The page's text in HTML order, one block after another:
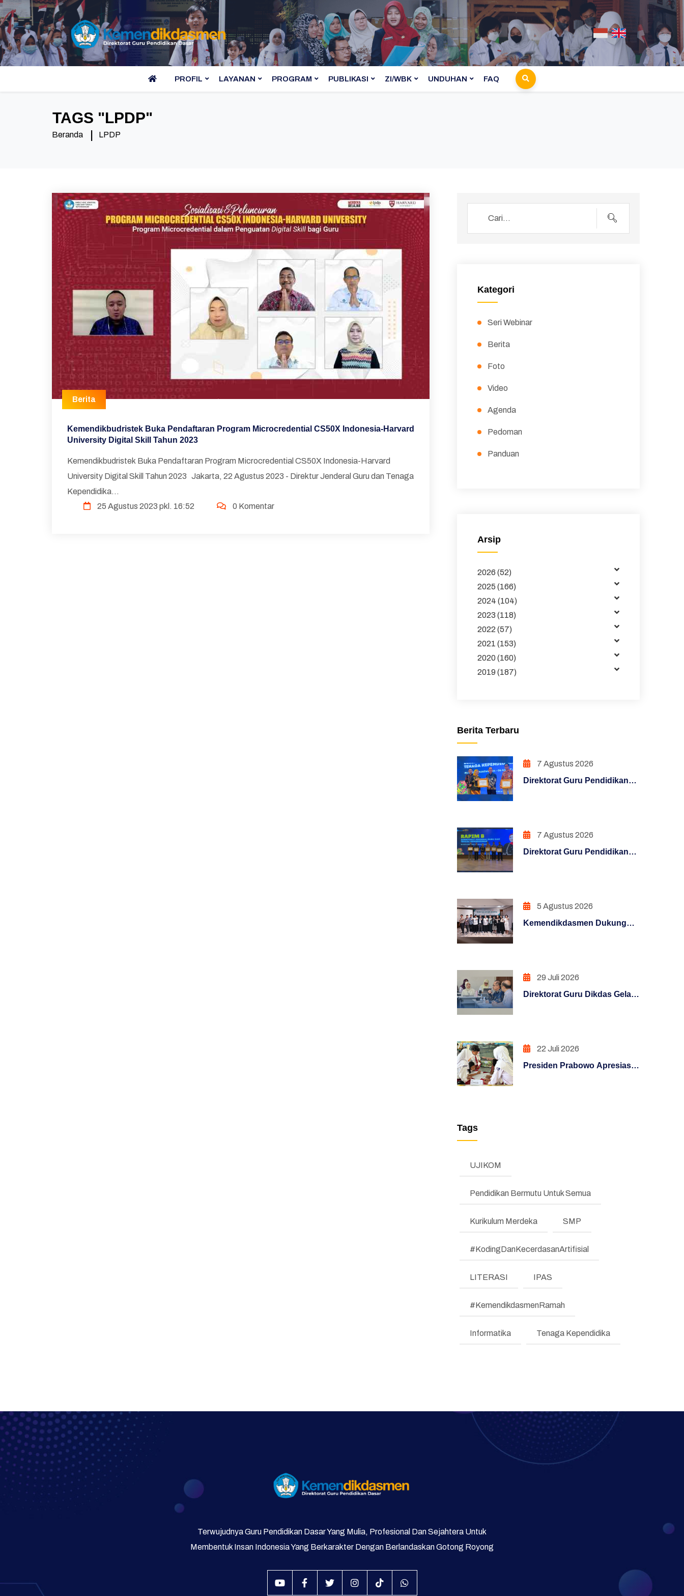
PROFIL LAYANAN PROGRAM PUBLIKASI ZI/WBK UNDUHAN FAQ
TAGS "LPDP"
Beranda LPDP
Berita
Kemendikbudristek Buka Pendaftaran Program Microcredential CS50X Indonesia-Harvard
University Digital Skill Tahun 2023
Kemendikbudristek Buka Pendaftaran Program Microcredential CS50X Indonesia-Harvard
University Digital Skill Tahun 2023 Jakarta, 22 Agustus 2023 - Direktur Jenderal Guru dan Tenaga
Kependidika...
25 Agustus 2023 pkl. 16:52
0 Komentar
Kategori
Seri Webinar
Berita
Foto
Video
Agenda
Pedoman
Panduan
Buku dan Jurnal
Kemitraan
Tata Kelola
Publikasi
Pembelajaran
Maklumat
Pendidikan Dasar
Hasil Survei Siazik
Manajemen Perubahan
Penguatan Sistem Akuntabilitas
Kerja
PENATAAN TATALAKSANA
PENGUATAN SISTEM
PENGAWASAN
PENINGKATAN KUALITAS
PENINGKATAN KUALITAS
LAYANAN PUBLIK (REFORM)
PENGUATAN SISTEM
(REFORM)
PENGUATAN SISTEM
PENGAWASAN (REFORM)
Pengumuman
Regulasi
Pembelajaran Mendalam
Galeri Video dan Foto
Supervisi
Arsip
2026 (52)
2025 (166)
2024 (104)
2023 (118)
2022 (57)
2021 (153)
2020 (160)
2019 (187)
Berita Terbaru
7 Agustus 2026
Direktorat Guru Pendidikan
Mengajar"
7 Agustus 2026
Direktorat Guru Pendidikan
Mengajar"
5 Agustus 2026
Kemendikdasmen Dukung
29 Juli 2026
Direktorat Guru Dikdas Gelar
Berbasis Bukti
22 Juli 2026
Presiden Prabowo Apresiasi
Tags
UJIKOM
Pendidikan Bermutu Untuk Semua
Kurikulum Merdeka SMP
#KodingDanKecerdasanArtifisial
LITERASI IPAS
#KemendikdasmenRamah
Informatika Tenaga Kependidika
Terwujudnya Guru Pendidikan Dasar Yang Mulia, Profesional Dan Sejahtera Untuk
Membentuk Insan Indonesia Yang Berkarakter Dengan Berlandaskan Gotong Royong